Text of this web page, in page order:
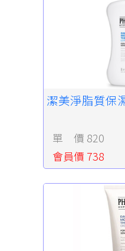
潔美淨脂質保
單 價 820
會員價 738